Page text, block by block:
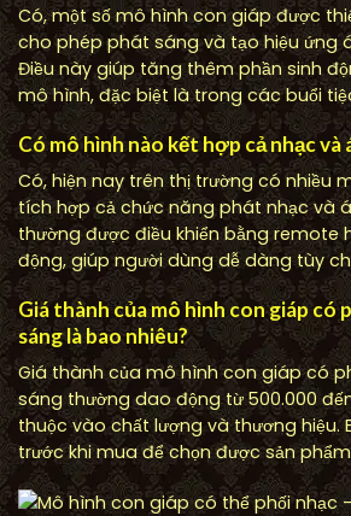
Có, một số mô hình con giáp được
cho phép phát sáng và tạo hiệu ứng
Điều này giúp tăng thêm phần sinh
mô hình, đặc biệt là trong các buổi
Có mô hình nào kết hợp cả nhạc và
Có, hiện nay trên thị trường có nhiều
tích hợp cả chức năng phát nhạc và
thường được điều khiển bằng remote
động, giúp người dùng dễ dàng tùy
Giá thành của mô hình con giáp có
sáng là bao nhiêu?
Giá thành của mô hình con giáp có
sáng thường dao động từ 500.000
thuộc vào chất lượng và thương hiệu.
trước khi mua để chọn được sản